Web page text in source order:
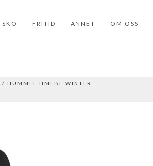
SKO FRITID ANNET OM OSS
/ HUMMEL HMLBL WINTER